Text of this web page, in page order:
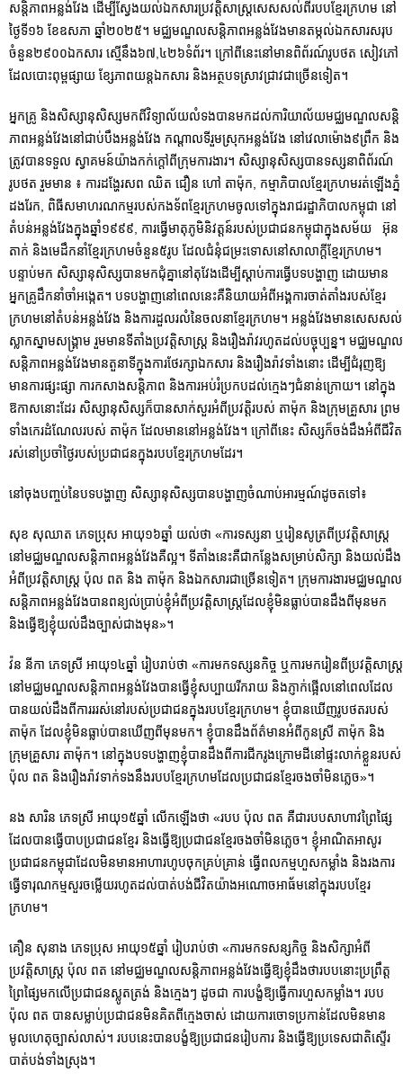
សន្ដិភាពអន្លង់វែង ដើម្បី​ស្វែងយល់ឯកសារប្រវត្ដិសាស្រ្ដសេសសល់ពីរបបខ្មែរក្រហម នៅ
ថ្ងៃទី១៦ ខែឧសភា ឆ្នាំ២០២៥។ មជ្ឈមណ្ឌលសន្ដិភាពអន្លង់វែងមានតម្កល់ឯកសារសរុប
ចំនួន២៩០០ឯកសារ ស្មើនឹង៦៧,៤២៦ទំព័រ។ ក្រៅពីនេះនៅមានពិព័រណ៍រូបថត សៀវភៅ
ដែលបោះពុម្ពផ្សាយ ខ្សែភាពយន្តឯកសារ និងអត្ថបទស្រាវជ្រាវជាច្រើនទៀត។
អ្នកគ្រូ និងសិស្សានុសិស្សមកពីវិទ្យាល័យលំទងបានមកដល់ការិយាល័យមជ្ឈមណ្ឌលសន្ដិ
ភាពអន្លង់វែងនៅជាប់បឹងអន្លង់វែង កណ្ដាលទីរួមស្រុកអន្លង់វែង នៅវេលាម៉ោង៩ព្រឹក និង
ត្រូវបានទទួល ស្វាគមន៍យ៉ាងកក់ក្ដៅពីក្រុមការងារ។ សិស្សានុសិស្សបានទស្សនាពិព័រណ៍
រូបថត រួមមាន ៖ ការដង្ហែរសព ឈិត ជឿន ហៅ តាម៉ុក, កម្មាភិបាលខ្មែរក្រហមរត់ឡើងភ្នំ
ដងរែក, ពិធីសមាហរណកម្មរបស់កងទ័ពខ្មែរក្រហមចូលទៅក្នុងរាជរដ្ឋាភិបាលកម្ពុជា នៅ
តំបន់អន្លង់វែងក្នុងឆ្នាំ១៩៩៩, ការធ្វើមាតុភូមិនិវត្ដន៍របស់ប្រជាជនកម្ពុជាក្នុងសម័យ អ៊ុន
តាក់ និងមេដឹកនាំខ្មែរក្រហមចំនួន៥រូប ដែលជំនុំជម្រះទោសនៅសាលាក្ដីខ្មែរក្រហម។
បន្ទាប់មក សិស្សានុសិស្សបានមកជុំគ្នានៅតុវែងដើម្បីស្ដាប់ការធ្វើបទបង្ហាញ ដោយមាន
អ្នកគ្រូដឹកនាំចាំអង្កេត។ បទបង្ហាញនៅពេលនេះគឺនិយាយអំពីអង្គការចាត់តាំងរបស់ខ្មែរ
ក្រហមនៅតំបន់អន្លង់វែង និងការដួលរលំនៃចលនាខ្មែរក្រហម។ អន្លង់វែងមានសេសសល់
ស្លាកស្នាមសង្គ្រាម រួមមានទីតាំងប្រវត្ដិសាស្រ្ដ និងរឿងរ៉ាវរហូតដល់បច្ចុប្បន្ន។ មជ្ឈមណ្ឌល
សន្តិភាពអន្លង់វែងមានតួនាទីក្នុងការថែរក្សាឯកសារ និងរឿងរ៉ាវទាំងនោះ ដើម្បីជំរុញឱ្យ
មានការផ្សះផ្សា ការកសាងសន្ដិភាព និងការអប់រំប្រកបដល់ក្មេងៗជំនាន់ក្រោយ។ នៅក្នុង
ឱកាសនោះដែរ សិស្សានុសិស្សក៏បានសាក់សួរអំពីប្រវត្ដិរបស់ តាម៉ុក និងក្រុមគ្រួសារ ព្រម
ទាំងកេរដំណែលរបស់ តាម៉ុក ដែលមាននៅអន្លង់វែង។ ក្រៅពីនេះ សិស្សក៏ចង់ដឹងអំពីជីវិត
រស់នៅប្រចាំថ្ងៃរបស់ប្រជាជនក្នុងរបបខ្មែរក្រហមដែរ។
នៅចុងបញ្ចប់នៃបទបង្ហាញ សិស្សានុសិស្សបានបង្ហាញចំណាប់អារម្មណ៍ដូចតទៅ៖
សុខ សុឈាត ភេទប្រុស អាយុ១៦ឆ្នាំ យល់ថា «ការទស្សនា ឬរៀនសូត្រពីប្រវត្ដិសាស្ដ្រ
នៅមជ្ឈមណ្ឌលសន្ដិភាពអន្លង់វែងគឺល្អ។ ទីតាំងនេះគឺជាកន្លែងសម្រាប់សិក្សា និងយល់ដឹង
អំពីប្រវត្ដិសាស្រ្ដ ប៉ុល ពត និង តាម៉ុក និងឯកសារជាច្រើនទៀត។ ក្រុមការងារមជ្ឈមណ្ឌល
សន្តិភាពអន្លង់វែងបានពន្យល់ប្រាប់ខ្ញុំអំពីប្រវត្ដិសាស្រ្ដដែលខ្ញុំមិនធ្លាប់បានដឹងពីមុនមក
និងធ្វើឱ្យខ្ញុំយល់ដឹងច្បាស់ជាងមុន»។
វ៉ន នីកា ភេទស្រី អាយុ១៤ឆ្នាំ រៀបរាប់ថា «ការមកទស្សនកិច្ច ឬការមករៀនពីប្រវត្ដិសាស្ដ្រ​
នៅ​មជ្ឈមណ្ឌលសន្ដិភាពអន្លង់វែងបានធ្វើខ្ញុំសប្បាយរីករាយ និងភ្ញាក់ផ្អើលនៅពេលដែល
បានយល់ដឹងពីការររស់នៅរបស់ប្រជាជនក្នុងរបបខ្មែរក្រហម។ ខ្ញុំបានឃើញរូបថតរបស់
តាម៉ុក ដែលខ្ញុំមិនធ្លាប់បានឃើញពីមុនមក។ ខ្ញុំបានដឹងព័ត៌មានអំពីកូនស្រី តាម៉ុក និង
ក្រុមគ្រួសារ តាម៉ុក។ នៅក្នុងបទបង្ហាញខ្ញុំបានដឹងពីការជីករូងក្រោមដីនៅផ្ទះលាក់ខ្លួនរបស់
ប៉ុល ពត និងរឿងរ៉ាវទាក់ទងនឹងរបបខ្មែរក្រហមដែលប្រជាជនខ្មែរចងចាំមិនភ្លេច»។
នង សារិន ភេទស្រី អាយុ១៥ឆ្នាំ លើកឡើងថា «របប ប៉ុល ពត គឺជារបបសាហាវព្រៃផ្សៃ
ដែលបានធ្វើបាបប្រជាជនខ្មែរ និងធ្វើឱ្យប្រជាជនខ្មែរចងចាំមិនភ្លេច។ ខ្ញុំអាណិតអាសូរ
ប្រជាជនកម្ពុជាដែលមិនមានអាហារហូបចុកគ្រប់គ្រាន់ ធ្វើពលកម្មហួសកម្លាំង និងរងការ
ធ្វើទារុណកម្មសួរចម្លើយរហូតដល់បាត់បង់ជីវិតយ៉ាងអណោចអាធ័មនៅក្នុងរបបខ្មែរ
ក្រហម។
គឿន សុនាង ភេទប្រុស អាយុ១៥ឆ្នាំ រៀបរាប់ថា «ការមកទសន្សកិច្ច និងសិក្សាអំពី
ប្រវត្ដិសាស្រ្ដ ប៉ុល ពត នៅមជ្ឈមណ្ឌលសន្ដិភាពអន្លង់វែងធ្វើឱ្យខ្ញុំដឹងថារបបនោះប្រព្រឹត្ត
ព្រៃផ្សៃមកលើប្រជាជនស្លូតត្រង់ និងក្មេងៗ ដូចជា ការបង្ខំឱ្យធ្វើការហួសកម្លាំង។ របប
ប៉ុល ពត បានសម្លាប់ប្រជាជនមិនគិតពីក្មេងចាស់ ដោយការចោទប្រកាន់ដែលមិនមាន
មូលហេតុច្បាស់លាស់។ របបនេះបានបង្ខំឱ្យប្រជាជនរៀបការ និងធ្វើឱ្យប្រទេសជាតិស្ទើរ
បាត់បង់ទាំងស្រុង។